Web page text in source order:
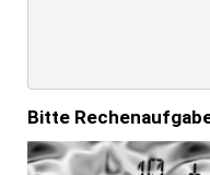
Bitte